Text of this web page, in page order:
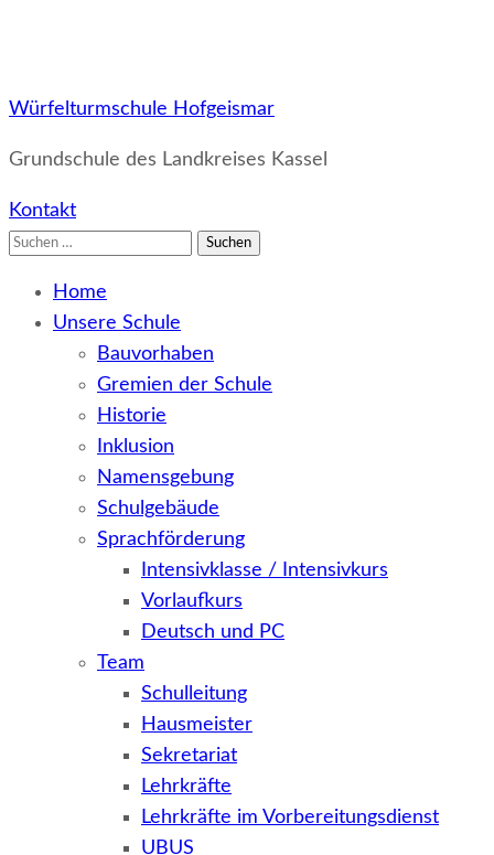
Würfelturmschule Hofgeismar
Grundschule des Landkreises Kassel
Kontakt
Suchen
Home
Unsere Schule
Bauvorhaben
Gremien der Schule
Historie
Inklusion
Namensgebung
Schulgebäude
Sprachförderung
Intensivklasse / Intensivkurs
Vorlaufkurs
Deutsch und PC
Team
Schulleitung
Hausmeister
Sekretariat
Lehrkräfte
Lehrkräfte im Vorbereitungsdienst
UBUS